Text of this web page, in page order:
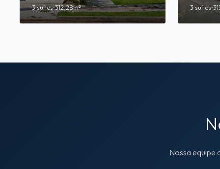
3 suítes•312,28m² 3 suítes•
Nossa equipe